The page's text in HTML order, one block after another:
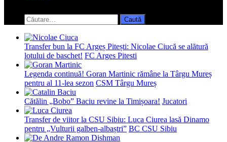
search
form
Caută
după:
Transfer bun la FC Argeș Pitești: Nicolae Ciucă se alătură
lotului de baschet! FC Arges Pitesti
Legenda continuă! Goran Martinic rămâne la Târgu Mureș
pentru al 11-lea sezon CSM Târgu Mureș
Cătălin „Bobo” Baciu revine la Timișoara! Jucatori
Transfer de viitor la CSU Sibiu: Luca Ciurea lasă Dinamo
pentru „Vulturii galben-albaștri” BC CSU Sibiu